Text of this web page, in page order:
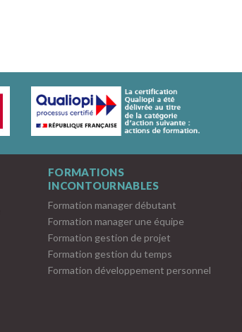
FORMATIONS
INCONTOURNABLES
Formation manager débutant
Formation manager une équipe
Formation gestion de projet
Formation gestion du temps
Formation développement personnel